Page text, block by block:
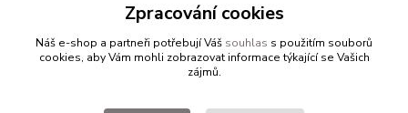
+420 799 500 769
pracovní dny 8-11hod.,13-15hod.
Zpracování cookies
Náš e-shop a partneři potřebují Váš souhlas s použitím souborů
cookies, aby Vám mohli zobrazovat informace týkající se Vašich
zájmů.